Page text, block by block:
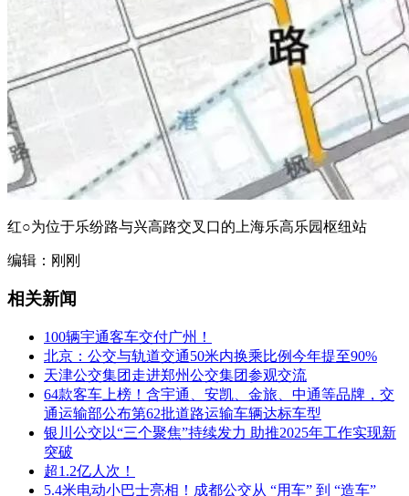
红○为位于乐纷路与兴高路交叉口的上海乐高乐园枢纽站
编辑：刚刚
相关新闻
100辆宇通客车交付广州！
北京：公交与轨道交通50米内换乘比例今年提至90%
天津公交集团走进郑州公交集团参观交流
64款客车上榜！含宇通、安凯、金旅、中通等品牌，交
通运输部公布第62批道路运输车辆达标车型
银川公交以“三个聚焦”持续发力 助推2025年工作实现新
突破
超1.2亿人次！
5.4米电动小巴士亮相！成都公交从 “用车” 到 “造车”